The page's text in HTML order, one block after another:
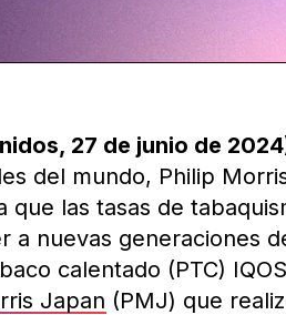
27 de junio de
del mundo, Philip
las tasas de
a nuevas generaciones
calentado (PTC)
Japan (PMJ) que